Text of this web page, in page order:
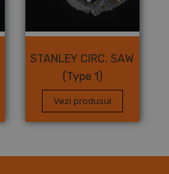
STANLEY CIRC. SAW
(Type 1)
Vezi produsul